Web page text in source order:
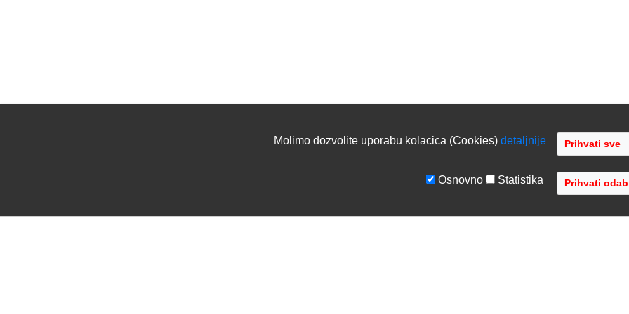
Molimo dozvolite uporabu kolacica (Cookies) detaljnije
Osnovno Statistika